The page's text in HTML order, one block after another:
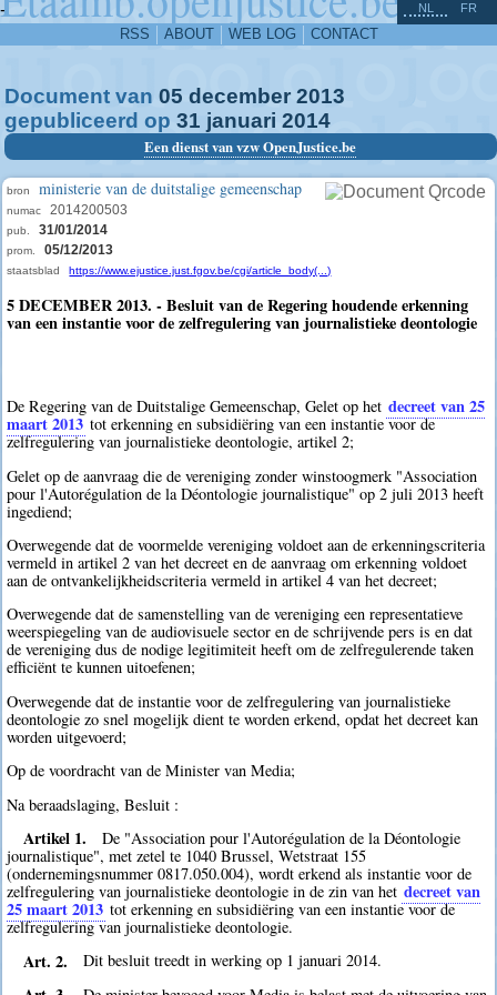
-
RSS ABOUT WEB LOG CONTACT
NL FR
Document van 05 december 2013
gepubliceerd op 31 januari 2014
Een dienst van vzw OpenJustice.be
bron ministerie van de duitstalige gemeenschap
numac 2014200503
pub. 31/01/2014
prom. 05/12/2013
staatsblad https://www.ejustice.just.fgov.be/cgi/article_body(...)
5 DECEMBER 2013. - Besluit van de Regering houdende erkenning
van een instantie voor de zelfregulering van journalistieke deontologie
De Regering van de Duitstalige Gemeenschap, Gelet op het decreet van 25
maart 2013 tot erkenning en subsidiëring van een instantie voor de
zelfregulering van journalistieke deontologie, artikel 2;
Gelet op de aanvraag die de vereniging zonder winstoogmerk "Association
pour l'Autorégulation de la Déontologie journalistique" op 2 juli 2013 heeft
ingediend;
Overwegende dat de voormelde vereniging voldoet aan de erkenningscriteria
vermeld in artikel 2 van het decreet en de aanvraag om erkenning voldoet
aan de ontvankelijkheidscriteria vermeld in artikel 4 van het decreet;
Overwegende dat de samenstelling van de vereniging een representatieve
weerspiegeling van de audiovisuele sector en de schrijvende pers is en dat
de vereniging dus de nodige legitimiteit heeft om de zelfregulerende taken
efficiënt te kunnen uitoefenen;
Overwegende dat de instantie voor de zelfregulering van journalistieke
deontologie zo snel mogelijk dient te worden erkend, opdat het decreet kan
worden uitgevoerd;
Op de voordracht van de Minister van Media;
Na beraadslaging, Besluit :
Artikel 1.
De "Association pour l'Autorégulation de la Déontologie
journalistique", met zetel te 1040 Brussel, Wetstraat 155
(ondernemingsnummer 0817.050.004), wordt erkend als instantie voor de
zelfregulering van journalistieke deontologie in de zin van het decreet van
25 maart 2013 tot erkenning en subsidiëring van een instantie voor de
zelfregulering van journalistieke deontologie.
Art. 2. Dit besluit treedt in werking op 1 januari 2014.
^